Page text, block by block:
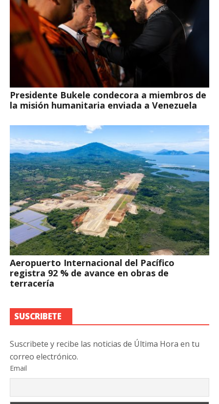
Presidente Bukele condecora a miembros de
la misión humanitaria enviada a Venezuela
Aeropuerto Internacional del Pacífico
registra 92 % de avance en obras de
terracería
SUSCRIBETE
Suscribete y recibe las noticias de Última Hora en tu
correo electrónico.
Email